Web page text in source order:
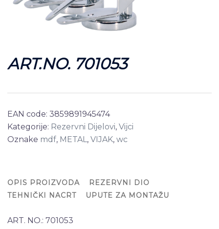
ART.NO. 701053
EAN code: 3859891945474
Kategorije: Rezervni Dijelovi, Vijci
Oznake mdf, METAL, VIJAK, wc
OPIS PROIZVODA
REZERVNI DIO
TEHNIČKI NACRT
UPUTE ZA MONTAŽU
ART. NO.: 701053